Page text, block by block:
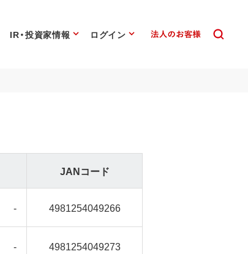
IR・投資家情報 ログイン
JANコード
- 4981254049266
- 4981254049273